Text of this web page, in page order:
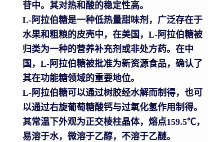
苷中。其对热和酸的稳定性高。
L-阿拉伯糖是一种低热量甜味剂，广泛存在于
水果和粗粮的皮壳中，在美国，L-阿拉伯糖被
归类为一种的营养补充剂或非处方药。在中
国，L-阿拉伯糖被批准为新资源食品，确认了
其在功能糖领域的重要地位。
L-阿拉伯糖可以通过树胶经水解而制得，也可
以通过右旋葡萄糖酸钙与过氧化氢作用制得。
其常温下外观为正交棱柱晶体，熔点159.5℃，
易溶于水，微溶于乙醇，不溶于乙醚。